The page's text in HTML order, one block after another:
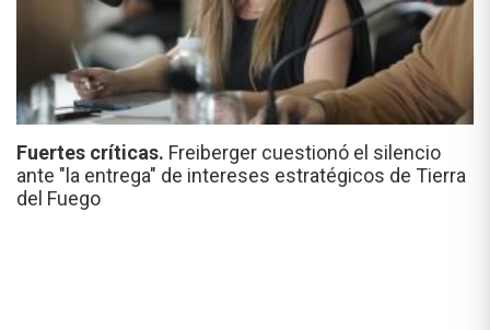
Fuertes críticas. Freiberger cuestionó el silencio
ante "la entrega" de intereses estratégicos de Tierra
del Fuego